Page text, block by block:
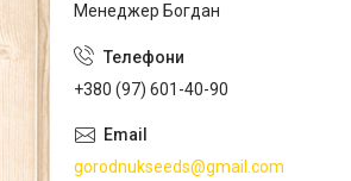
Менеджер Богдан
+380 (97) 601-40-90
gorodnukseeds@gmail.com